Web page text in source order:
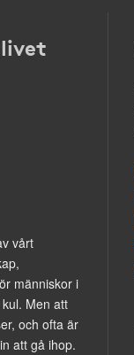
vårt
människor i
Men att
och ofta är
att gå ihop.